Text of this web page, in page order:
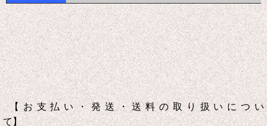
【お支払い・発送・送料の取り扱いについ
て】